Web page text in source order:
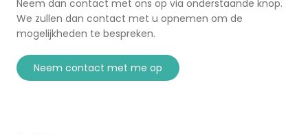
Neem dan contact met ons op via onderstaande knop.
We zullen dan contact met u opnemen om de
mogelijkheden te bespreken.
neem contact met me op